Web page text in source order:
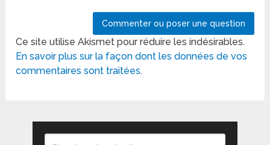
Ce site utilise Akismet pour réduire les indésirables.
En savoir plus sur la façon dont les données de vos
commentaires sont traitées.